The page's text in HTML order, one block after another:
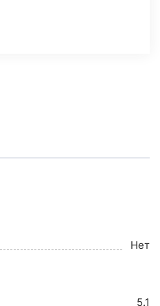
Нет
5.1